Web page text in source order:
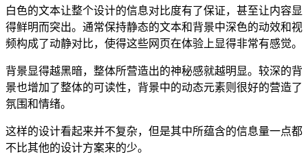
白色的文本让整个设计的信息对比度有了保证，甚至让内容显
得鲜明而突出。通常保持静态的文本和背景中深色的动效和视
频构成了动静对比，使得这些网页在体验上显得非常有感觉。
背景显得越黑暗，整体所营造出的神秘感就越明显。较深的背
景也增加了整体的可读性，背景中的动态元素则很好的营造了
氛围和情绪。
这样的设计看起来并不复杂，但是其中所蕴含的信息量一点都
不比其他的设计方案来的少。